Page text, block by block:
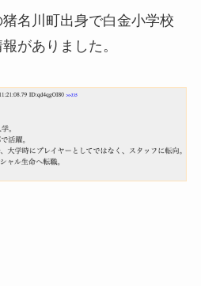
名川町出身で白金小学校
がありました。